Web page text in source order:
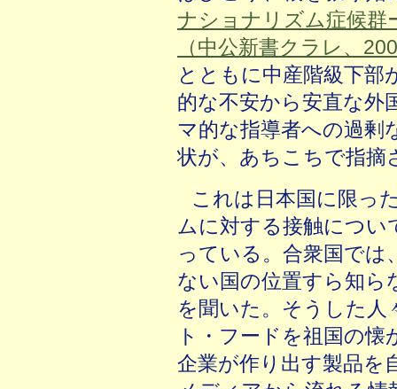
ナショナリズム症候群
（中公新書クラレ、
とともに中産階級下部
的な不安から安直な外
マ的な指導者への過剰
状が、あちこちで指摘
これは日本国に限っ
ムに対する接触につい
っている。合衆国で
ない国の位置すら知ら
を聞いた。そうした人
ト・フードを祖国の
企業が作り出す製品を